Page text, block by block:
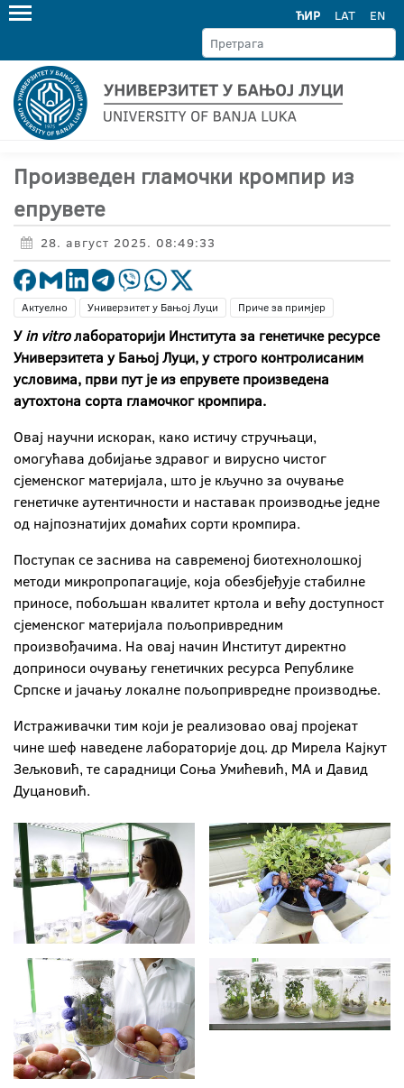
ЋИР LAT EN
Произведен гламочки кромпир из
епрувете
28. август 2025. 08:49:33
Актуелно Универзитет у Бањој Луци Приче за примјер
Уin vitroлабораторији Института за генетичке ресурсе
Универзитета у Бањој Луци, у строго контролисаним
условима, први пут је из епрувете произведена
аутохтона сорта гламочког кромпира.
Овај научни искорак, како истичу стручњаци,
омогућава добијање здравог и вирусно чистог
сјеменског материјала, што је кључно за очување
генетичке аутентичности и наставак производње једне
од најпознатијих домаћих сорти кромпира.
Поступак се заснива на савременој биотехнолошкој
методи микропропагације, која обезбјеђује стабилне
приносе, побољшан квалитет кртола и већу доступност
сјеменског материјала пољопривредним
произвођачима. На овај начин Институт директно
доприноси очувању генетичких ресурса Републике
Српске и јачању локалне пољопривредне производње.
Истраживачки тим који је реализовао овај пројекат
чине шеф наведене лабораторије доц. др Мирела Кајкут
Зељковић, те сарадници Соња Умићевић, МА и Давид
Дуцановић.